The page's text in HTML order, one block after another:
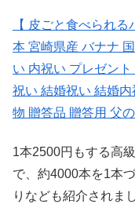
【 皮ごと食べられ
本 宮崎県産 バナナ
い 内祝い プレゼン
祝い 結婚祝い 結婚
物 贈答品 贈答用 父
1本2500円もする高
で、約4000本を1本
りなども紹介されま